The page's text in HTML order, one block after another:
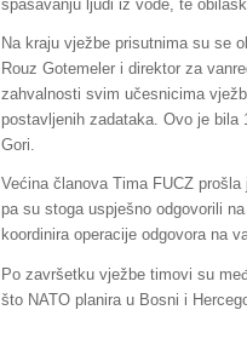
spašavanju ljudi iz vode, te
Na kraju vježbe prisutnima su se
Rouz Gotemeler i direktor za
zahvalnosti svim učesnicima
postavljenih zadataka. Ovo je bila
Gori.
Većina članova Tima FUCZ
pa su stoga uspješno odgovorili
koordinira operacije odgovora na
Po završetku vježbe timovi su
što NATO planira u Bosni i